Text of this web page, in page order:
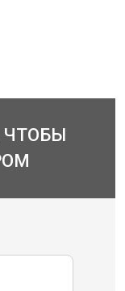
ЧТОБЫ